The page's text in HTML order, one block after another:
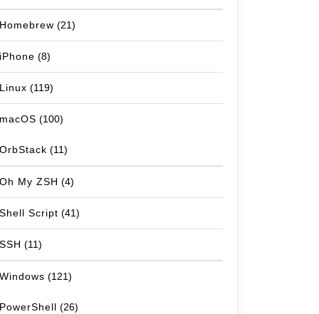
Homebrew (21)
iPhone (8)
Linux (119)
macOS (100)
OrbStack (11)
Oh My ZSH (4)
Shell Script (41)
SSH (11)
Windows (121)
PowerShell (26)